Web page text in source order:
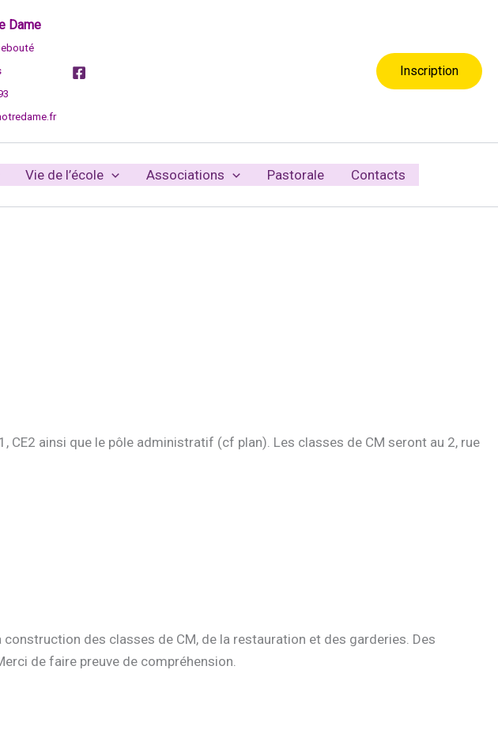
Dame
Inscription
Vie de l’école Associations Pastorale Contacts
CE2 ainsi que le pôle administratif (cf plan). Les classes de CM seront au 2, rue
des classes de CM, de la restauration et des garderies. Des
de faire preuve de compréhension.